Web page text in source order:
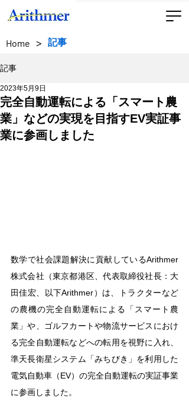
Home > 記事
記事
完全自動運転による「スマート農
業」などの実現を目指すEV実証事
業に参画しました
2023年5月9日
数学で社会課題解決に貢献しているArithmer
株式会社（東京都港区、代表取締役社長：大
田佳宏、以下Arithmer）は、トラクターなど
の農機の完全自動運転による「スマート農
業」や、ゴルフカートや物流サービスにおけ
る完全自動運転などへの転用を視野に入れ、
準天長衛星システム「みちびき」を利用した
電気自動車（EV）の完全自動運転の実証事業
に参画しました。